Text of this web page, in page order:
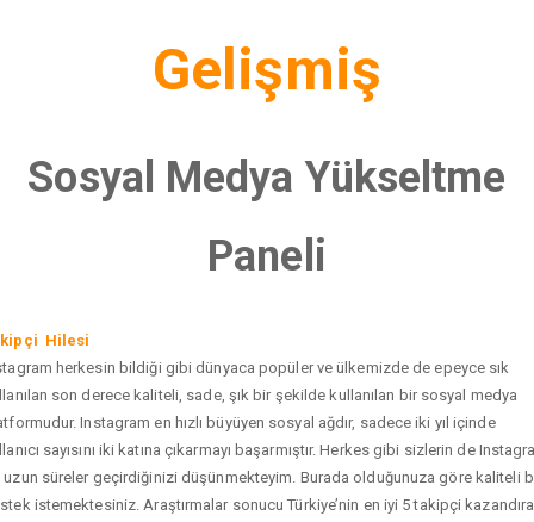
Gelişmiş
Sosyal Medya Yükseltme
Paneli
Hilesi
herkesin bildiği gibi dünyaca popüler ve ülkemizde de epeyce sık
son derece kaliteli, sade, şık bir şekilde kullanılan bir sosyal medya
Instagram en hızlı büyüyen sosyal ağdır, sadece iki yıl içinde
sayısını iki katına çıkarmayı başarmıştır. Herkes gibi sizlerin de
uzun süreler geçirdiğinizi düşünmekteyim. Burada olduğunuza göre kaliteli
istemektesiniz. Araştırmalar sonucu Türkiye’nin en iyi 5 takipçi